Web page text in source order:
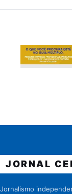
JORNAL
Jornalismo